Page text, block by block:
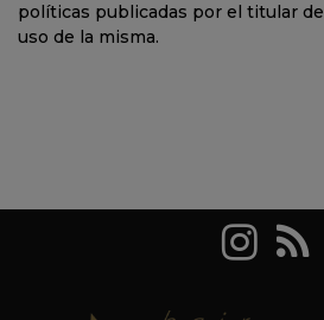
políticas publicadas por el titular
uso de la misma.